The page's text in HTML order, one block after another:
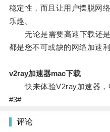
稳定性，而且让用户摆脱网
乐趣。
无论是需要高速下载还是
都是您不可或缺的网络加速利
v2ray加速器mac下载
快来体验V2ray加速器，
#3#
评论